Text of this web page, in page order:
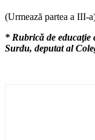
(Urmează partea a III-
* Rubrică de educaţie
Surdu, deputat al